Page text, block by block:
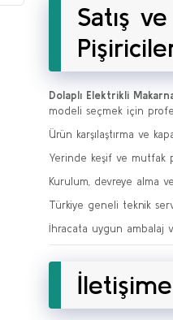
Satış
Dolaplı Elektrikli
modeli seçmek için
Ürün karşılaştırma ve
Yerinde keşif ve mutfak
Kurulum, devreye alma
Türkiye geneli teknik
İhracata uygun ambalaj